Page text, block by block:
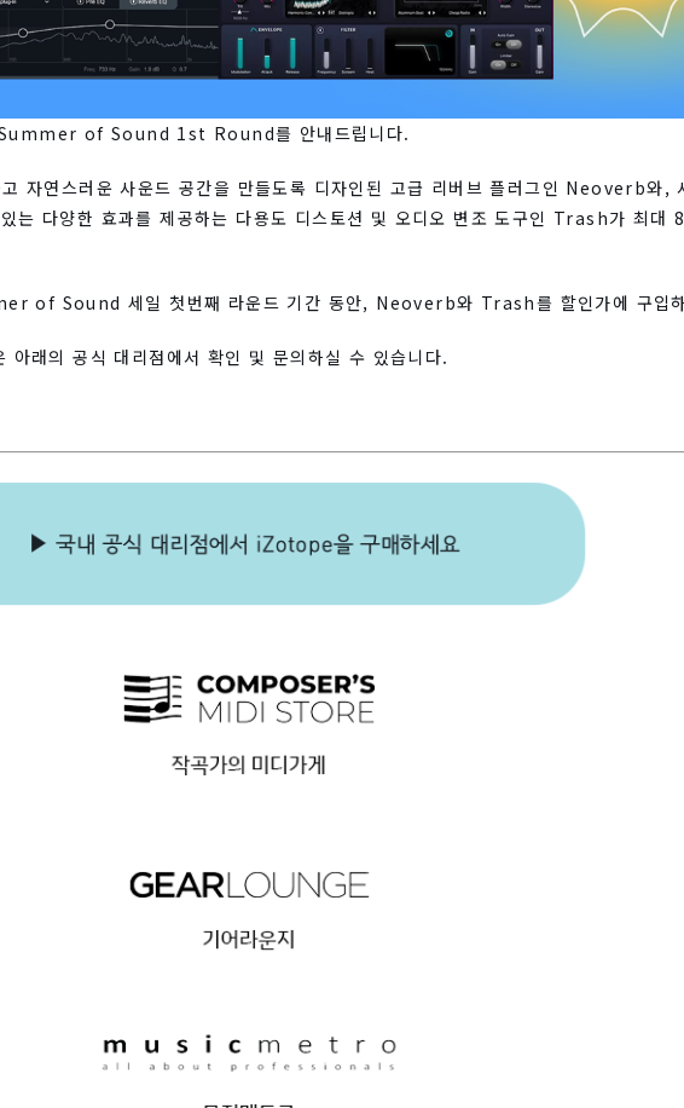
of Sound 1st Round를 안내드립니다.
자연스러운 사운드 공간을 만들도록 디자인된 고급 리버브 플러그인 Neoverb와,
는 다양한 효과를 제공하는 다용도 디스토션 및 오디오 변조 도구인 Trash가 최대
of Sound 세일 첫번째 라운드 기간 동안, Neoverb와 Trash를 할인가에 구입
아래의 공식 대리점에서 확인 및 문의하실 수 있습니다.